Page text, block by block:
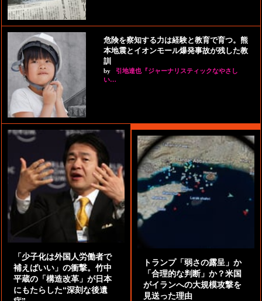
危険を察知する力は経験と教育で育つ。熊
本地震とイオンモール爆発事故が残した教
訓
by
引地達也『ジャーナリスティックなやさし
い…
「少子化は外国人労働者で
補えばいい」の衝撃。竹中
平蔵の「構造改革」が日本
にもたらした“深刻な後遺
トランプ「弱さの露呈」か
「合理的な判断」か？米国
がイランへの大規模攻撃を
見送った理由